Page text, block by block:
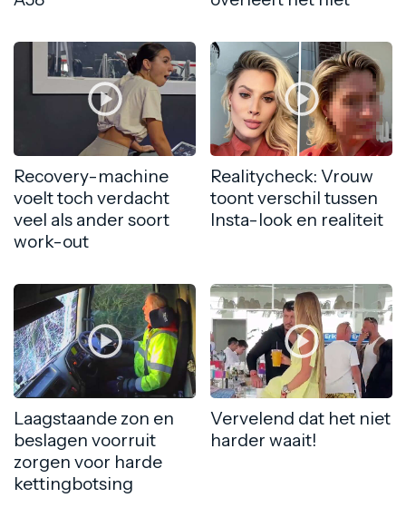
Recovery-machine
voelt toch verdacht
veel als ander soort
work-out
Realitycheck: Vrouw
toont verschil tussen
Insta-look en realiteit
Laagstaande zon en
beslagen voorruit
zorgen voor harde
kettingbotsing
Vervelend dat het niet
harder waait!